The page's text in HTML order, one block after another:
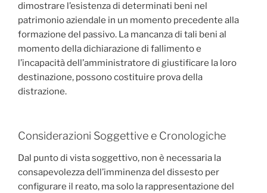
dimostrare l’esistenza di determinati beni nel
patrimonio aziendale in un momento precedente alla
formazione del passivo. La mancanza di tali beni al
momento della dichiarazione di fallimento e
l’incapacità dell’amministratore di giustificare la loro
destinazione, possono costituire prova della
distrazione.
Considerazioni Soggettive e Cronologiche
Dal punto di vista soggettivo, non è necessaria la
consapevolezza dell’imminenza del dissesto per
configurare il reato, ma solo la rappresentazione del